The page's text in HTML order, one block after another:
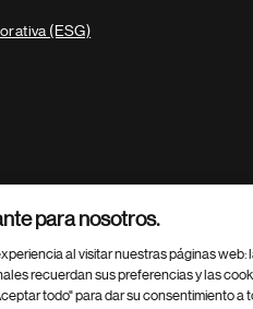
(ESG)
para nosotros.
al visitar nuestras páginas
recuerdan sus preferencias y las
todo" para dar su consentimiento